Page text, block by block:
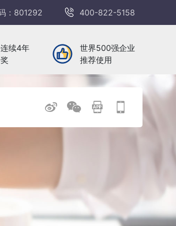
：801292 400-822-5158
续4年
世界500强企业
推荐使用